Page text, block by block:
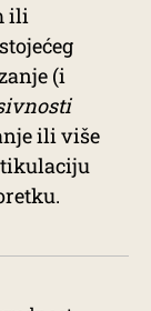
ili
(i
ili više